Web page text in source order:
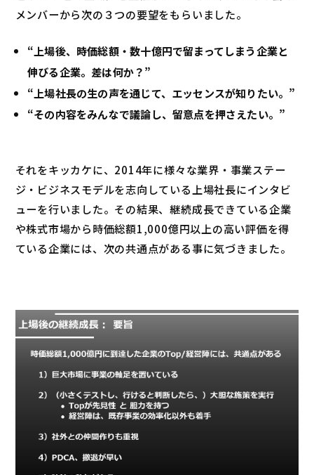
メンバーから次の３つの要望をもらいました。
“上場後、時価総額・数十億円で留まってしまう企業と
伸びる企業。差は何か？”
“上場社長の生の声を通じて、エッセンスが知りたい。”
“その内容をみんなで議論し、留意点を押さえたい。”
それをキッカケに、2014年に様々な業界・事業ステー
ジ・ビジネスモデルを志向している上場社長にインタビ
ューを行いました。その結果、継続成長できている企業
や株式市場から時価総額1,000億円以上の高い評価を得
ている企業には、次の共通点がある事に気づきました。